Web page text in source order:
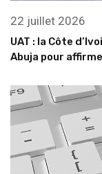
22 juillet 2026
UAT : la Côte
Abuja pour